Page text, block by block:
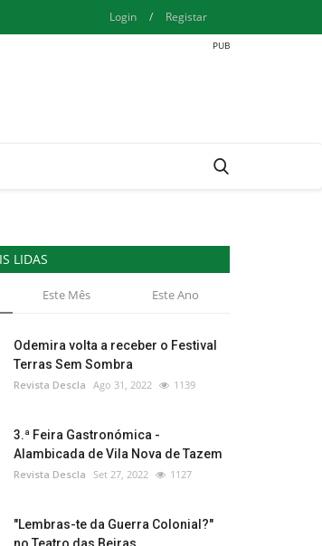
Login / Registar
LIDAS
Este Mês Este Ano
Odemira volta a receber o Festival
Terras Sem Sombra
Revista Descla Ago 31, 2022 1139
3.ª Feira Gastronómica -
Alambicada de Vila Nova de Tazem
Revista Descla Set 27, 2022 1127
"Lembras-te da Guerra Colonial?"